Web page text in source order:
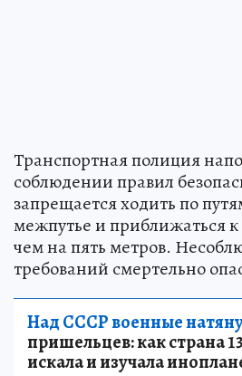
Транспортная полиция
соблюдении правил
запрещается ходить по
межпутье и приближаться
чем на пять метров.
требований смертельно
Над СССР военные
пришельцев: как страна
искала и изучала